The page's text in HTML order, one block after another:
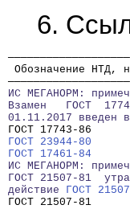
6.
Обозначение НТД,
ИС МЕГАНОРМ:
Взамен   ГОСТ
01.11.2017 введен
ГОСТ 17743-
ГОСТ 23944-80
ГОСТ 17461-84
ИС МЕГАНОРМ:
ГОСТ 21507-81
действие ГОСТ
ГОСТ 21507-